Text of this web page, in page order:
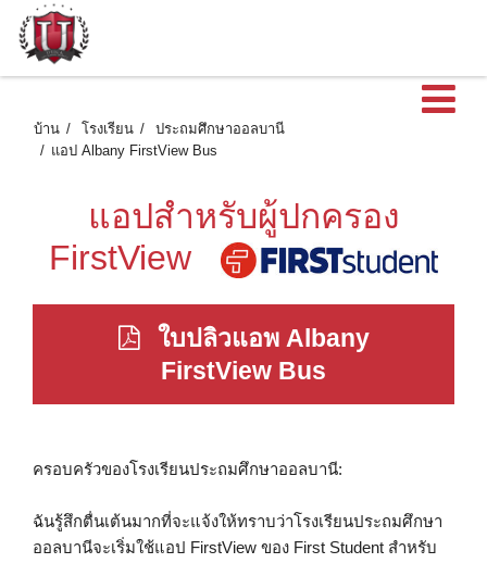
เ
บ้าน โรงเรียน
ประถมศึกษาออลบานี
แอป Albany FirstView Bus
แอปสำหรับผู้ปกครอง
FirstView
ใบปลิวแอพ Albany
FirstView Bus
ครอบครัวของโรงเรียนประถมศึกษาออลบานี:
ฉันรู้สึกตื่นเต้นมากที่จะแจ้งให้ทราบว่าโรงเรียนประถมศึกษา
ออลบานีจะเริ่มใช้แอป FirstView ของ First Student สำหรับ